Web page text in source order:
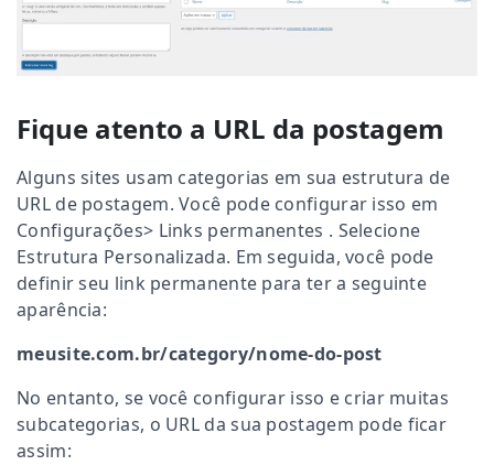
Fique atento a URL da postagem
Alguns sites usam categorias em sua estrutura de
URL de postagem. Você pode configurar isso em
Configurações> Links permanentes . Selecione
Estrutura Personalizada. Em seguida, você pode
definir seu link permanente para ter a seguinte
aparência:
meusite.com.br/category/nome-do-post
No entanto, se você configurar isso e criar muitas
subcategorias, o URL da sua postagem pode ficar
assim: